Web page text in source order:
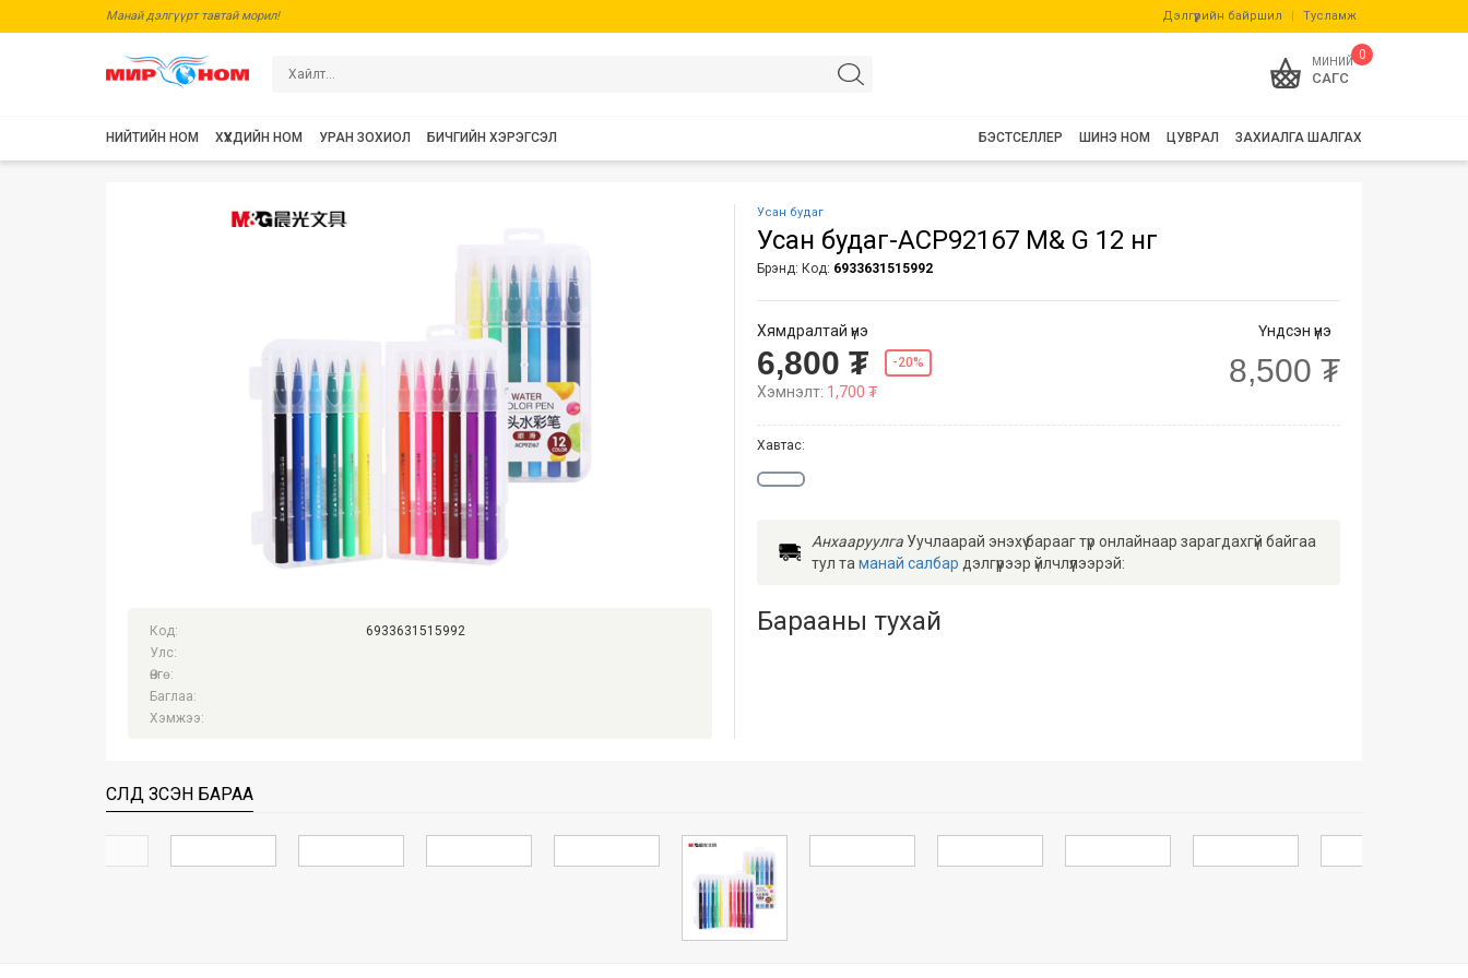
Манай дэлгүүрт тавтай морил! Дэлгүүрийн байршил | Тусламж
0
МИНИЙ
САГС
НИЙТИЙН НОМ ХҮҮХДИЙН НОМ УРАН ЗОХИОЛ БИЧГИЙН ХЭРЭГСЭЛ ЗАХИАЛГА ШАЛГАХ
ЦУВРАЛ
ШИНЭ НОМ
БЭСТСЕЛЛЕР
Код:
6933631515992
Улс:
Өнгө:
Баглаа:
Хэмжээ:
Усан будаг
Усан будаг-ACP92167 M& G 12 өнгө
Брэнд: Код: 6933631515992
Хямдралтай үнэ
6,800 ₮ -20%
Хэмнэлт: 1,700 ₮
Үндсэн үнэ
8,500 ₮
Хавтас:
АнхааруулгаУучлаарай энэхүү барааг түр онлайнаар зарагдахгүй байгаа
тул та манай салбар дэлгүүрээр үйлчлүүлээрэй:
Барааны тухай
СҮҮЛД ҮЗСЭН БАРАА